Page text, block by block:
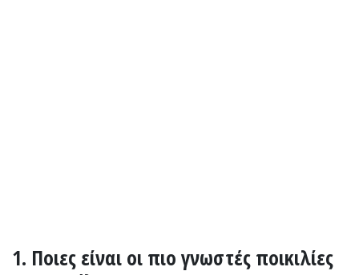
1. Ποιες είναι οι πιο γνωστές ποικιλίες